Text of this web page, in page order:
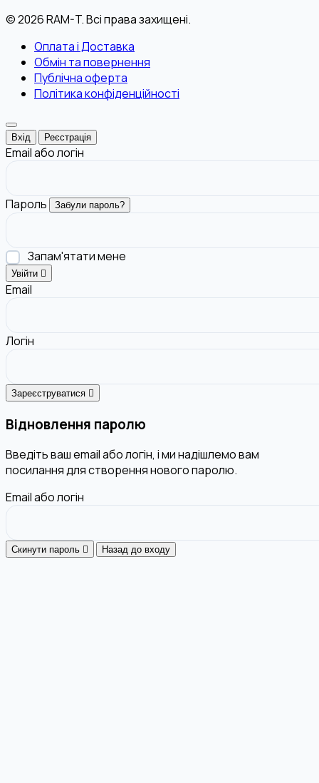
© 2026 RAM-T. Всі права захищені.
Оплата і Доставка
Обмін та повернення
Публічна оферта
Політика конфіденційності
Вхід Реєстрація
Email або логін
Пароль Забули пароль?
Запам'ятати мене
Увійти
Email
Логін
Зареєструватися
Відновлення паролю
Введіть ваш email або логін, і ми надішлемо вам
посилання для створення нового паролю.
Email або логін
Скинути пароль Назад до входу